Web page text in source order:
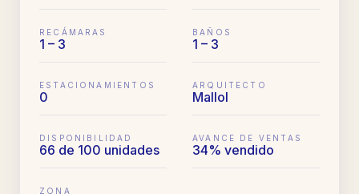
RECÁMARAS
1 – 3
BAÑOS
1 – 3
ESTACIONAMIENTOS
0
ARQUITECTO
Mallol
DISPONIBILIDAD
66 de 100 unidades
AVANCE DE VENTAS
34% vendido
ZONA